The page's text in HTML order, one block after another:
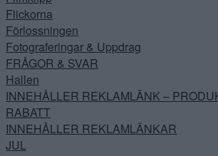
Flickorna
Förlossningen
Fotograferingar & Uppdrag
FRÅGOR & SVAR
Hallen
INNEHÅLLER REKLAMLÄNK –
RABATT
INNEHÅLLER REKLAMLÄNKAR
JUL